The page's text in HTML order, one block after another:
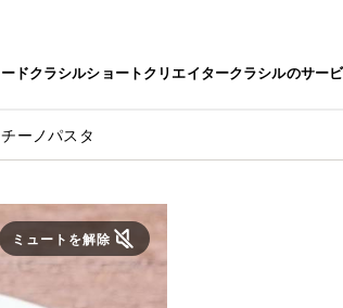
ドクラシルショートクリエイタークラシルのサー
ーノパスタ
ミュートを解除